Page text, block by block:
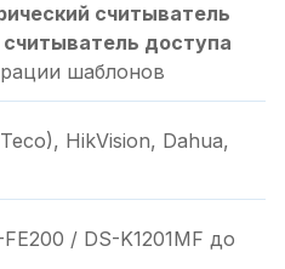
считыватель
доступа
шаблонов
HikVision, Dahua,
/ DS-K1201MF до